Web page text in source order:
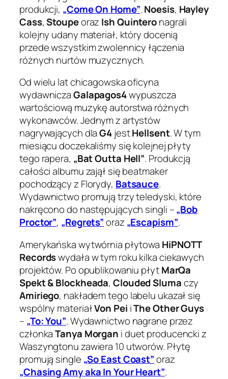
produkcji, „Come On Home”.Noesis, Hayley
Cass,Stoupeoraz Ish Quinteronagrali
kolejny udany materiał, który docenią
przede wszystkim zwolennicy łączenia
różnych nurtów muzycznych.
Od wielu lat chicagowska oficyna
wydawniczaGalapagos4wypuszcza
wartościową muzykę autorstwa różnych
wykonawców. Jednym z artystów
nagrywających dlaG4jestHellsent. W tym
miesiącu doczekaliśmy się kolejnej płyty
tego rapera, „Bat Outta Hell”. Produkcją
całości albumu zajął się beatmaker
pochodzący z Florydy, Batsauce.
Wydawnictwo promują trzy teledyski, które
nakręcono do następujących singli –„Bob
Proctor”, „Regrets”oraz „Escapism”.
Amerykańska wytwórnia płytowa HiPNOTT
Recordswydała w tym roku kilka ciekawych
projektów. Po opublikowaniu płytMarQa
Spekt & Blockheada,Clouded Slumaczy
Amiriego, nakładem tego labelu ukazał się
wspólny materiałVon Pei iThe Other Guys
– „To: You”. Wydawnictwo nagrane przez
członkaTanya Morgan i duet producencki z
Waszyngtonu zawiera 10 utworów. Płytę
promują single „So East Coast”oraz
„Chasing Amy aka In Your Heart”.